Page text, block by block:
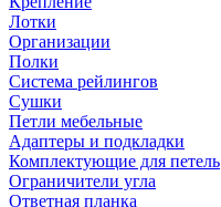
Лотки
Организации
Полки
Система рейлингов
Сушки
Петли мебельные
Адаптеры и подкладки
Комплектующие для петель
Ограничители угла
Ответная планка